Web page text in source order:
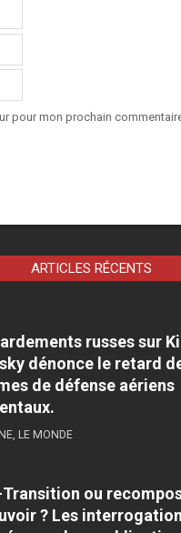
pour mon prochain
ARTICLES RÉCENTS
russes sur
dénonce le retard
de défense aériens
, LE MONDE
ou
? Les